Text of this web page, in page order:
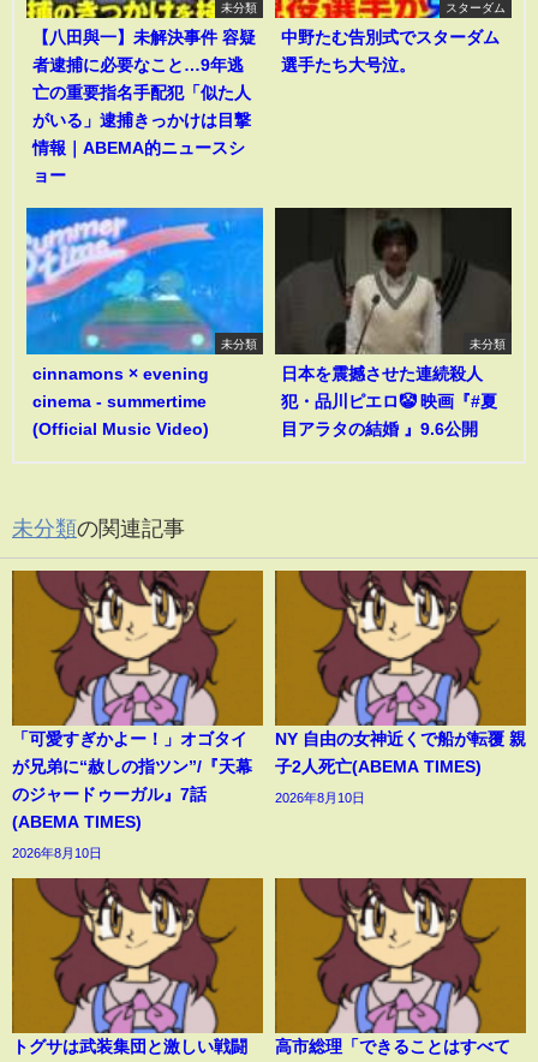
未分類
【八田與一】未解決事件 容疑
者逮捕に必要なこと…9年逃
亡の重要指名手配犯「似た人
がいる」逮捕きっかけは目撃
情報｜ABEMA的ニュースシ
ョー
スターダム
中野たむ告別式でスターダム
選手たち大号泣。
未分類
cinnamons × evening
cinema - summertime
(Official Music Video)
未分類
日本を震撼させた連続殺人
犯・品川ピエロ🤡 映画『#夏
目アラタの結婚 』9.6公開
未分類の関連記事
「可愛すぎかよー！」オゴタイ
が兄弟に“赦しの指ツン”/『天幕
のジャードゥーガル』7話
(ABEMA TIMES)
2026年8月10日
NY 自由の女神近くで船が転覆 親
子2人死亡(ABEMA TIMES)
2026年8月10日
トグサは武装集団と激しい戦闘 高市総理「できることはすべて